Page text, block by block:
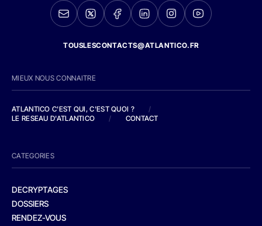
TOUSLESCONTACTS@ATLANTICO.FR
MIEUX NOUS CONNAITRE
ATLANTICO C'EST QUI, C'EST QUOI ?
/
LE RESEAU D'ATLANTICO
/ CONTACT
CATEGORIES
DECRYPTAGES
DOSSIERS
RENDEZ-VOUS